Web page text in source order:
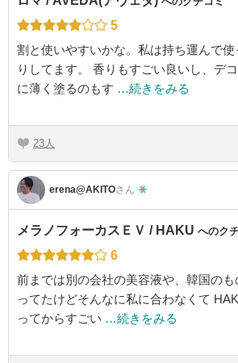
5
割と使いやすいかな。私は持ち運んで使
りしてます。 香りもすごい良いし、デ
に薄く塗るのもす …続きをみる
23
erena@AKITOさん
メラノフォーカスＥＶ / HAKU へのク
6
前までは別の会社の美容液や、韓国のも
ってたけどそんなに私に合わなくて
ってからすごい …続きをみる